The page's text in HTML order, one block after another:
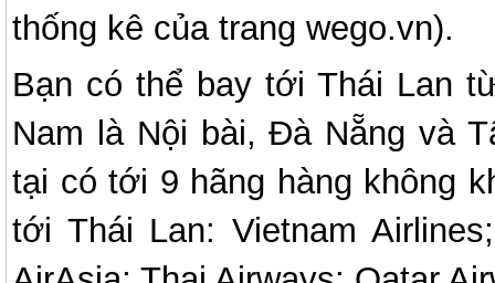
thống kê của trang wego.vn).
Bạn có thể bay tới Thái Lan
Nam là Nội bài, Đà Nẵng và
tại có tới 9 hãng hàng không
tới Thái Lan: Vietnam